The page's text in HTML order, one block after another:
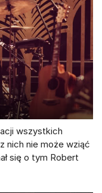
wszystkich
nich nie może wziąć
się o tym Robert